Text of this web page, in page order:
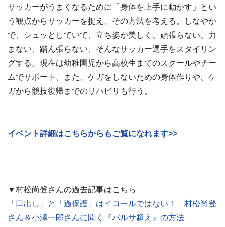
サッカーがうまくなるために「身体を上手に動かす」とい
う観点からサッカーを捉え、その方法を考える。しなやか
で、シュッとしていて、立ち姿が美しく、頑張らない、力
まない、踏ん張らない、そんなサッカー選手をスタイリン
グする。現在は幼稚園児から高校生までのスクールやチー
ムでサポート。また、ケガをしないための身体作りや、ケ
ガから競技復帰までのリハビリも行う。
イベント詳細はこちらからもご覧になれます>>
▼村松尚登さんの過去記事はこちら
「口出し」と「過保護」はイコールではない！ 村松尚登
さん＆小澤一郎さんに聞く『バルサ超え』の方法